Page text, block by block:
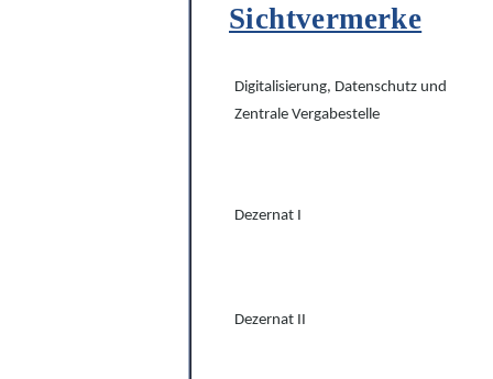
Sichtvermerke
Digitalisierung, Datenschutz und
Zentrale Vergabestelle
Dezernat I
Dezernat II